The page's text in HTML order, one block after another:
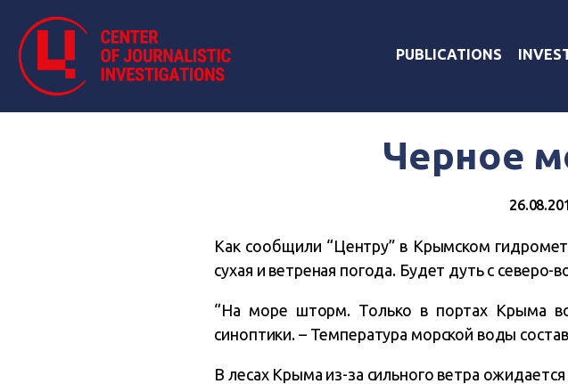
PUBLICATIONS
Черное
Как сообщили “Центру” в Крымском
сухая и ветреная погода. Будет дуть с
“На море шторм. Только в портах Крыма
синоптики. – Температура морской воды
В лесах Крыма из-за сильного ветра